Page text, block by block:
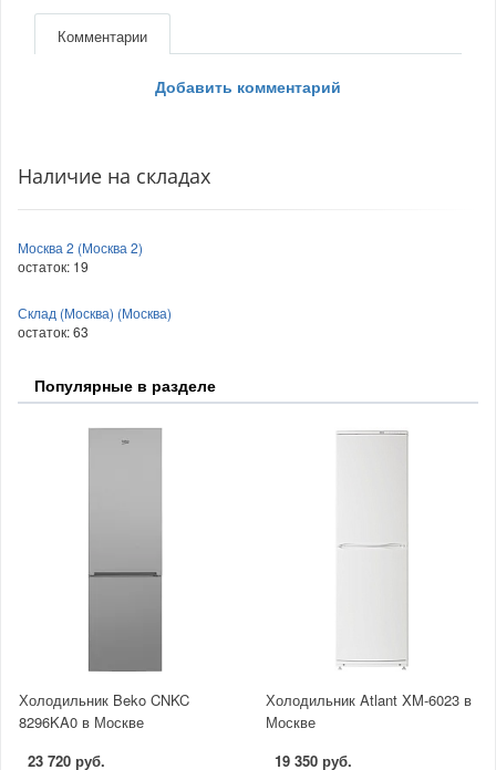
Комментарии
Добавить комментарий
Наличие на складах
Москва 2 (Москва 2)
остаток: 19
Склад (Москва) (Москва)
остаток:63
Популярные в разделе
Холодильник Beko CNKC
8296KA0 в Москве
23 720 руб.
Холодильник Atlant XM-6023 в
Москве
19 350 руб.